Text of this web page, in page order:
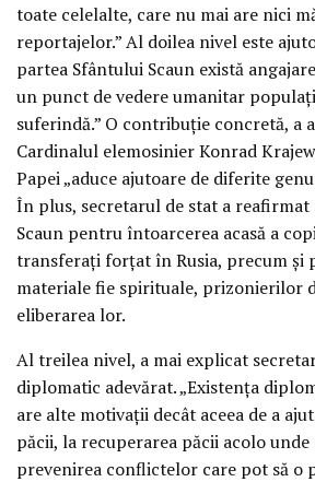
toate celelalte, care nu mai are nici
reportajelor.” Al doilea nivel este
partea Sfântului Scaun există
un punct de vedere umanitar
suferindă.” O contribuție concretă, a
Cardinalul elemosinier Konrad
Papei „aduce ajutoare de diferite
În plus, secretarul de stat a reafirmat
Scaun pentru întoarcerea acasă a
transferați forțat în Rusia, precum și
materiale fie spirituale, prizonierilor
eliberarea lor.
Al treilea nivel, a mai explicat
diplomatic adevărat. „Existența
are alte motivații decât aceea de a
păcii, la recuperarea păcii acolo
prevenirea conflictelor care pot să o